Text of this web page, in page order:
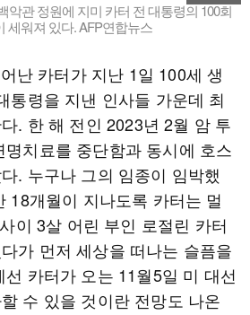
악관 정원에 지미 카터 전 대통령의 100회
세워져 있다. AFP연합뉴스
난 카터가 지난 1일 100세 생
통령을 지낸 인사들 가운데 최
. 한 해 전인 2023년 2월 암 투
치료를 중단함과 동시에 호스
. 누구나 그의 임종이 임박했
18개월이 지나도록 카터는 멀
이 3살 어린 부인 로절린 카터
가 먼저 세상을 떠나는 슬픔을
카터가 오는 11월5일 미 대선
수 있을 것이란 전망도 나온